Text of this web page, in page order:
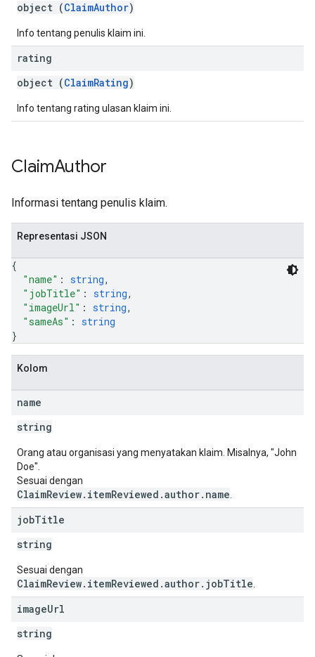
object (ClaimAuthor)
Info tentang penulis klaim ini.
rating
object (ClaimRating)
Info tentang rating ulasan klaim ini.
ClaimAuthor
Informasi tentang penulis klaim.
Representasi JSON
{
"name" : string,
"jobTitle" : string,
"imageUrl" : string,
"sameAs" : string
}
Kolom
name
string
Orang atau organisasi yang menyatakan klaim. Misalnya, "John
Doe".
Sesuai dengan
ClaimReview.itemReviewed.author.name
jobTitle
string
Sesuai dengan
ClaimReview.itemReviewed.author.jobTitle
imageUrl
string